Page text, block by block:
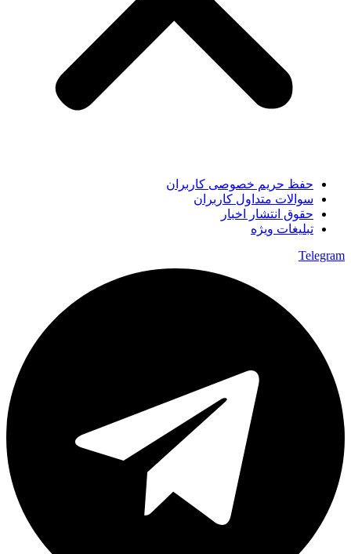
حفظ حریم خصوصی کاربران
سوالات متداول کاربران
حقوق انتشار اخبار
تبلیغات ویژه
Telegram